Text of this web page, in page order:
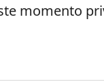
momento